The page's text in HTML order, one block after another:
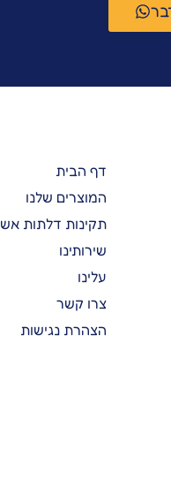
דף הבית
המוצרים שלנו
תקינות דלתות אש
שירותינו
עלינו
צרו קשר
הצהרת נגישות